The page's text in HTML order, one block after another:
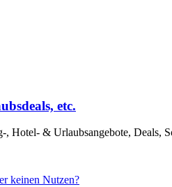
etc.
, Hotel- & Urlaubsangebote, Deals,
keinen Nutzen?